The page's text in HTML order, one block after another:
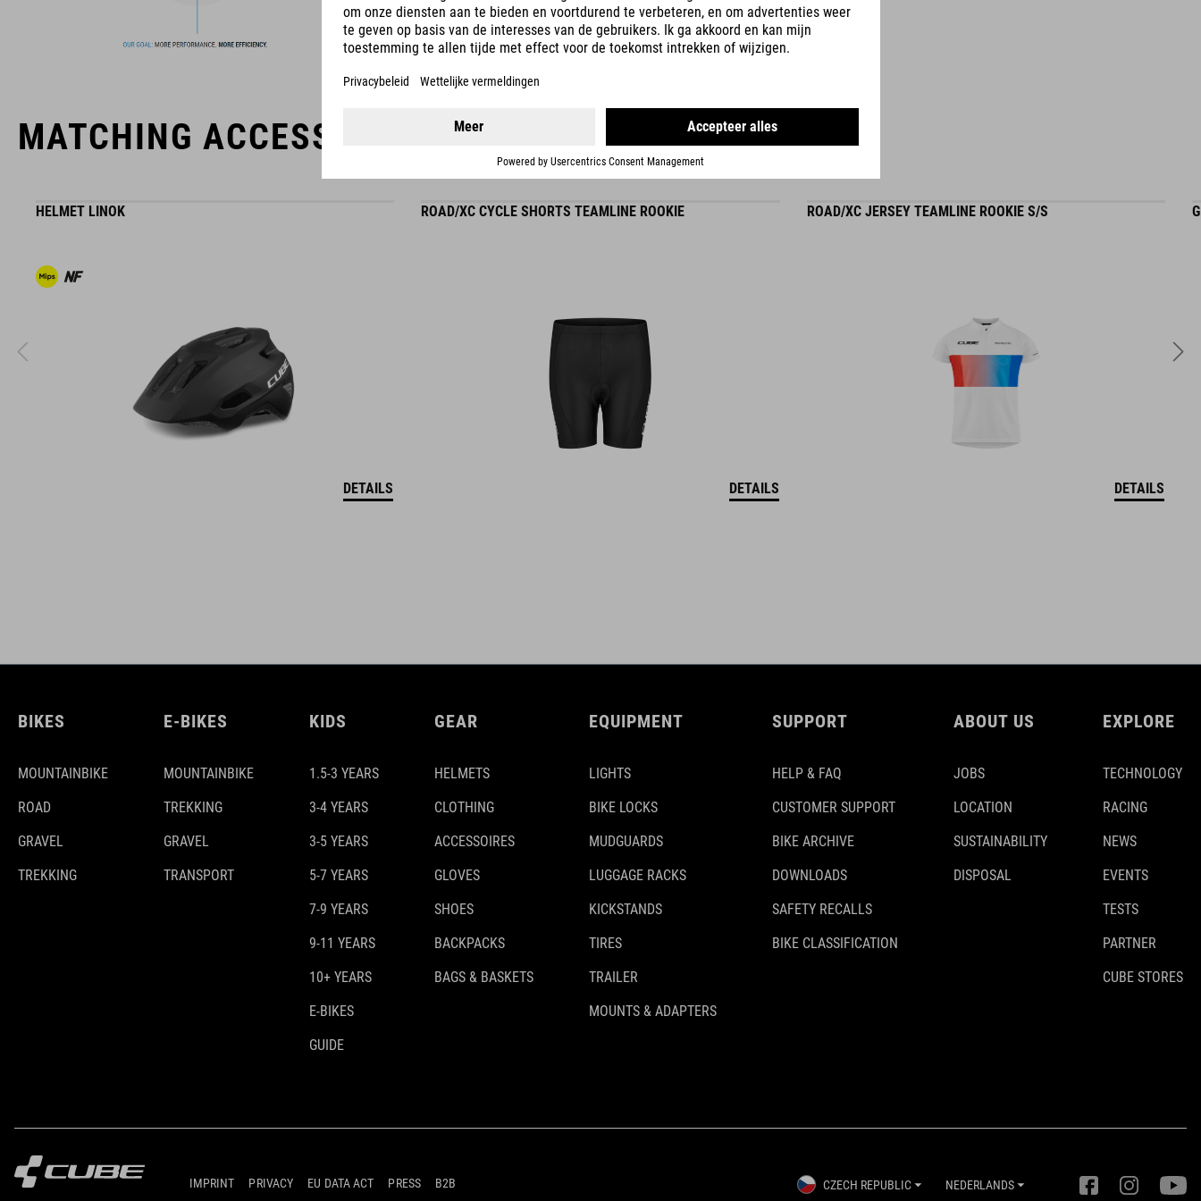
The CUBE brand is synonymous with innovative, high-quality
products geared to all the latest trends. Our designers
coordinate seamlessly, combining design, technology and
MATERIAAL
bovenwerk: microfvezel, PU
READ MORE
MATCHING ACCESSORIES
HELMET LINOK
DETAILS
ROAD/XC CYCLE SHORTS TEAMLINE ROOKIE
DETAILS
ROAD/XC JERSEY TEAMLINE ROOKIE S/S
DETAILS
BIKES
MOUNTAINBIKE
ROAD
GRAVEL
TREKKING
E-BIKES
MOUNTAINBIKE
TREKKING
GRAVEL
TRANSPORT
KIDS
1.5-3 YEARS
3-4 YEARS
3-5 YEARS
5-7 YEARS
7-9 YEARS
9-11 YEARS
10+ YEARS
E-BIKES
GUIDE
GEAR
HELMETS
CLOTHING
ACCESSOIRES
GLOVES
SHOES
BACKPACKS
BAGS & BASKETS
EQUIPMENT
LIGHTS
BIKE LOCKS
MUDGUARDS
LUGGAGE RACKS
KICKSTANDS
TIRES
TRAILER
MOUNTS & ADAPTERS
SUPPORT
HELP & FAQ
CUSTOMER SUPPORT
BIKE ARCHIVE
DOWNLOADS
SAFETY RECALLS
BIKE CLASSIFICATION
ABOUT US
JOBS
LOCATION
SUSTAINABILITY
DISPOSAL
EXPLORE
TECHNOLOGY
RACING
NEWS
EVENTS
TESTS
PARTNER
CUBE STORES
IMPRINT PRIVACY EU DATA ACT PRESS B2B CZECH REPUBLIC NEDERLANDS